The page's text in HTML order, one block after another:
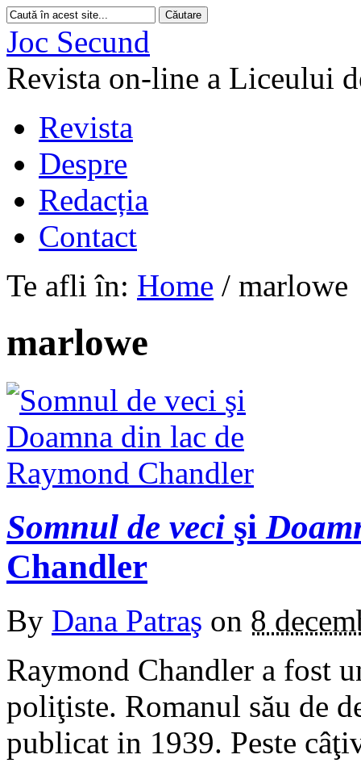
Joc Secund
Revista on-line a Liceului
Revista
Despre
Redacția
Contact
Te afli în: Home / marlowe
marlowe
Somnul de veci şi
Chandler
By Dana Patraş on 8
Raymond Chandler a fost
poliţiste. Romanul său de
publicat in 1939. Peste